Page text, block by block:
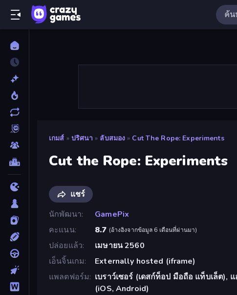
เกมส์ » ปริศนา » ลับสมอง » Cut The Rope: Experiments
Cut the Rope: Experiments
แชร์
นักพัฒนา
GamePix
คะแนน
8.7 (อ้างอิงจากข้อมูล 6 เดือนที่ผ่านมา)
ปล่อยแล้ว
เมษายน 2560
เอ็นจิ้นเกม
Externally hosted (iframe)
แพลตฟอร์ม
เบราว์เซอร์ (เดสก์ท็อป มือถือ แท็บเล็ต),
(iOS, Android)